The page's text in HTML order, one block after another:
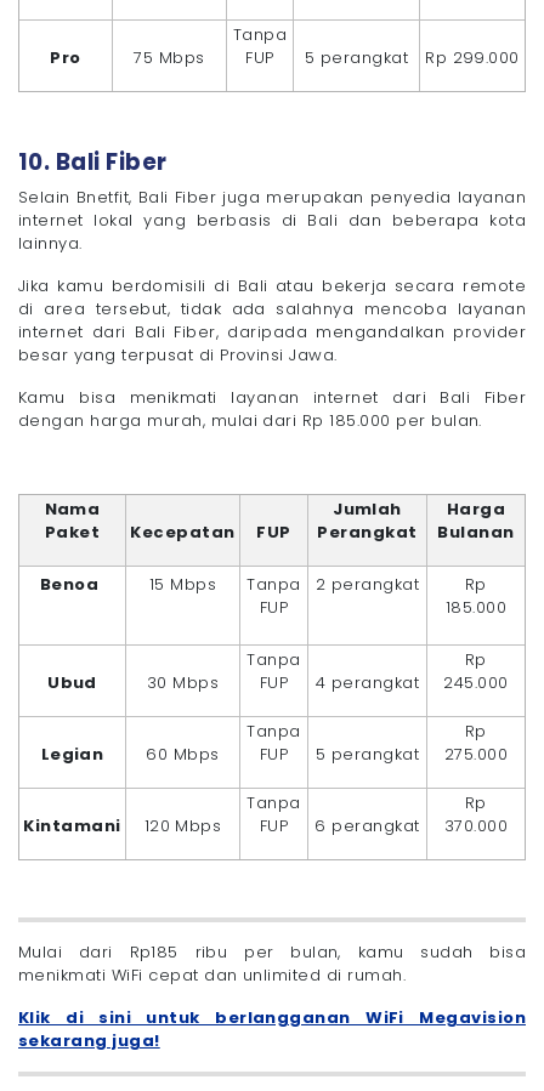
Pro 75 Mbps
Tanpa
FUP
5 perangkat Rp 299.000
10. Bali Fiber
Selain Bnetfit, Bali Fiber juga merupakan penyedia layanan
internet lokal yang berbasis di Bali dan beberapa kota
lainnya.
Jika kamu berdomisili di Bali atau bekerja secara remote
di area tersebut, tidak ada salahnya mencoba layanan
internet dari Bali Fiber, daripada mengandalkan provider
besar yang terpusat di Provinsi Jawa.
Kamu bisa menikmati layanan internet dari Bali Fiber
dengan harga murah, mulai dari Rp 185.000 per bulan.
Nama
Paket
Kecepatan FUP
Jumlah
Perangkat
Harga
Bulanan
Benoa 15 Mbps
Tanpa
FUP
2 perangkat
Rp
185.000
Ubud 30 Mbps
Tanpa
FUP
4 perangkat
Rp
245.000
Legian 60 Mbps
Tanpa
FUP
5 perangkat
Rp
275.000
Kintamani 120 Mbps
Tanpa
FUP
6 perangkat
Rp
370.000
Mulai dari Rp185 ribu per bulan, kamu sudah bisa
menikmati WiFi cepat dan unlimited di rumah.
Klik di sini untuk berlangganan WiFi Megavision
sekarang juga!